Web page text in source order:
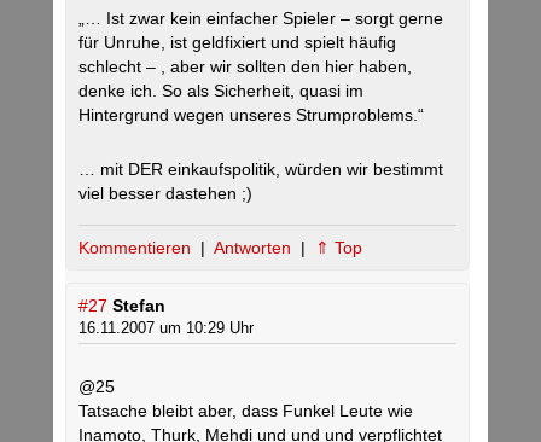
„… Ist zwar kein einfacher Spieler – sorgt gerne
für Unruhe, ist geldfixiert und spielt häufig
schlecht – , aber wir sollten den hier haben,
denke ich. So als Sicherheit, quasi im
Hintergrund wegen unseres Strumproblems.“
… mit DER einkaufspolitik, würden wir bestimmt
viel besser dastehen ;)
Kommentieren | Antworten | ⇑ Top
#27 Stefan
16.11.2007 um 10:29 Uhr
@25
Tatsache bleibt aber, dass Funkel Leute wie
Inamoto, Thurk, Mehdi und und und verpflichtet